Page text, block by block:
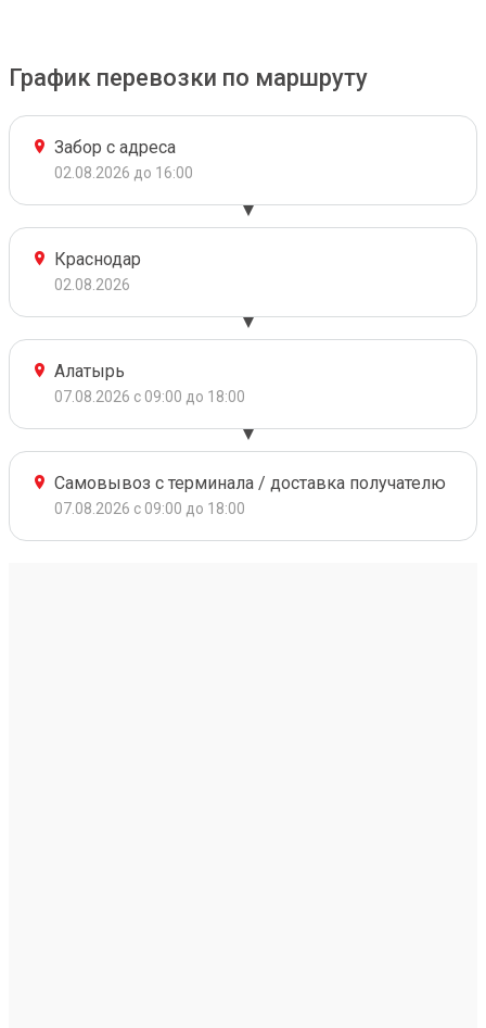
График перевозки по маршруту
Забор с адреса
02.08.2026 до 16:00
Краснодар
02.08.2026
Алатырь
07.08.2026 с 09:00 до 18:00
Самовывоз с терминала / доставка получателю
07.08.2026 с 09:00 до 18:00